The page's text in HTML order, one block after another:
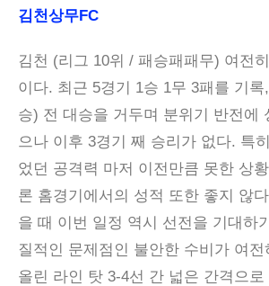
김천상무FC
김천 (리그 10위 / 패승패패무) 여전
이다. 최근 5경기 1승 1무 3패를 기
승) 전 대승을 거두며 분위기 반전에
으나 이후 3경기 째 승리가 없다. 특
었던 공격력 마저 이전만큼 못한 상
론 홈경기에서의 성적 또한 좋지 않
을 때 이번 일정 역시 선전을 기대하
질적인 문제점인 불안한 수비가 여전
올린 라인 탓 3-4선 간 넓은 간격으